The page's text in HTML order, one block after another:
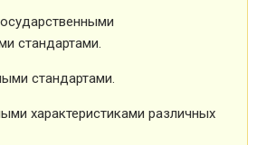
стандартами.
стандартами.
характеристиками различных